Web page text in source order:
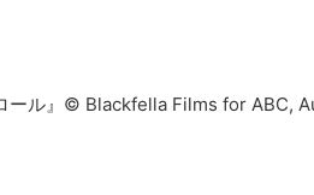
ール』© Blackfella Films for ABC,